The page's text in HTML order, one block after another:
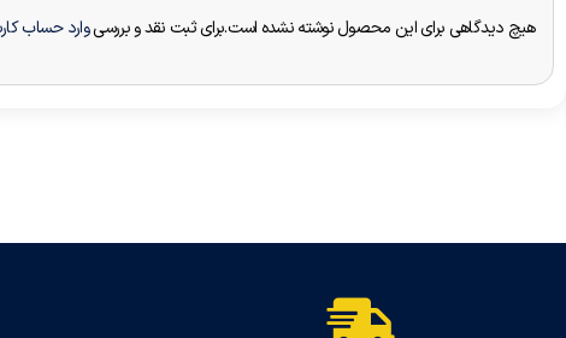
هیچ دیدگاهی برای این محصول نوشته نشده است.برای ثبت نقد و بررسیوارد حساب